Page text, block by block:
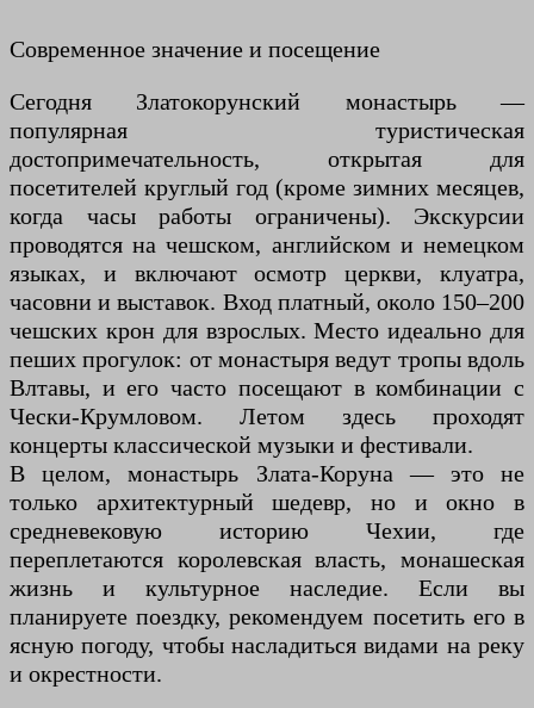
Современное значение и посещение
Сегодня Златокорунский монастырь —
популярная туристическая
достопримечательность, открытая для
посетителей круглый год (кроме зимних месяцев,
когда часы работы ограничены). Экскурсии
проводятся на чешском, английском и немецком
языках, и включают осмотр церкви, клуатра,
часовни и выставок. Вход платный, около 150–200
чешских крон для взрослых. Место идеально для
пеших прогулок: от монастыря ведут тропы вдоль
Влтавы, и его часто посещают в комбинации с
Чески-Крумловом. Летом здесь проходят
концерты классической музыки и фестивали.
В целом, монастырь Злата-Коруна — это не
только архитектурный шедевр, но и окно в
средневековую историю Чехии, где
переплетаются королевская власть, монашеская
жизнь и культурное наследие. Если вы
планируете поездку, рекомендуем посетить его в
ясную погоду, чтобы насладиться видами на реку
и окрестности.